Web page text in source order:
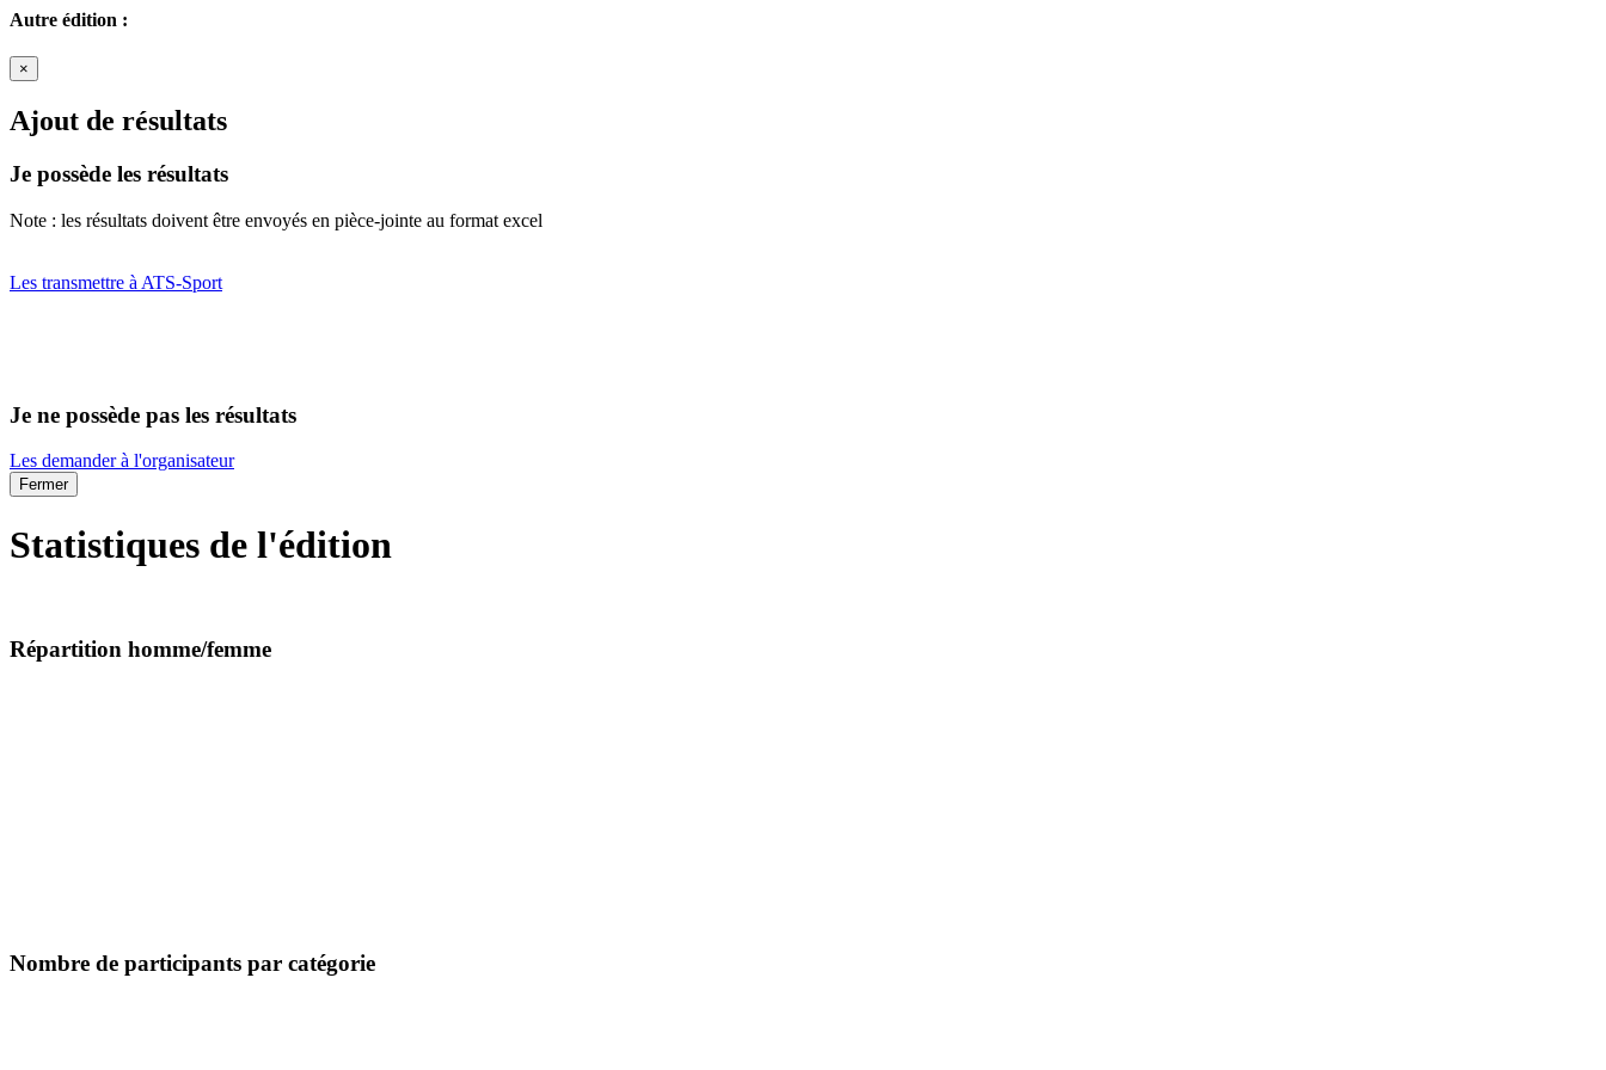
Autre édition :
×
Ajout de résultats
Je possède les résultats
Note : les résultats doivent être envoyés en pièce-jointe au format excel
Les transmettre à ATS-Sport
Je ne possède pas les résultats
Les demander à l'organisateur
Fermer
Statistiques de l'édition
Répartition homme/femme
Nombre de participants par catégorie